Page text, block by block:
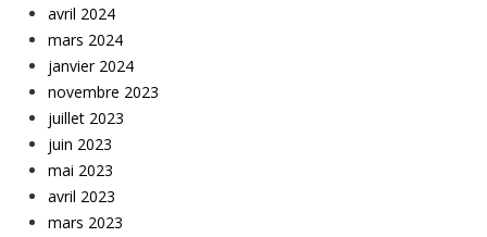
avril 2024
mars 2024
janvier 2024
novembre 2023
juillet 2023
juin 2023
mai 2023
avril 2023
mars 2023